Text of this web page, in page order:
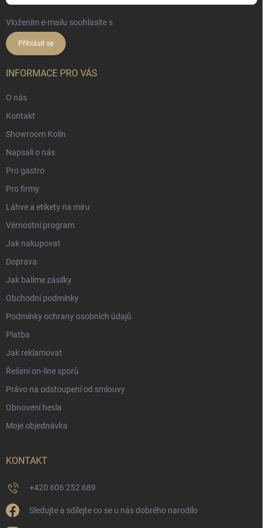
Vložením e-mailu souhlasíte s
Přihlásit se
INFORMACE PRO VÁS
O nás
Kontakt
Showroom Kolín
Napsali o nás
Pro gastro
Pro firmy
Láhve a etikety na míru
Věrnostní program
Jak nakupovat
Doprava
Jak balíme zásilky
Obchodní podmínky
Podmínky ochrany osobních údajů
Platba
Jak reklamovat
Řešení on-line sporů
Právo na odstoupení od smlouvy
Obnovení hesla
Moje objednávka
KONTAKT
+420 606 252 689
Sledujte a sdílejte co se u nás dobrého narodilo